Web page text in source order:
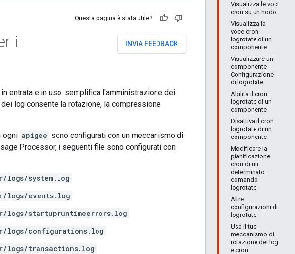
Visualizza le voci
cron su un nodo
Visualizza la
voce cron
logrotate di un
componente
Visualizzare un
componente
Configurazione
di logrotate
Abilita il cron
logrotate di un
componente
Disattiva il cron
logrotate di un
componente
Modificare la
pianificazione
cron di un
determinato
comando
logrotate
Altre
configurazioni di
logrotate
Usa il tuo
meccanismo di
rotazione dei log
e cron
Questa pagina è stata utile?
INVIA FEEDBACK
i
entrata e in uso. semplifica l'amministrazione dei
log consente la rotazione, la compressione
ogni apigee sono configurati con un meccanismo di
Processor, i seguenti file sono configurati con
logs/system.log
logs/events.log
logs/startupruntimeerrors.log
logs/configurations.log
logs/transactions.log